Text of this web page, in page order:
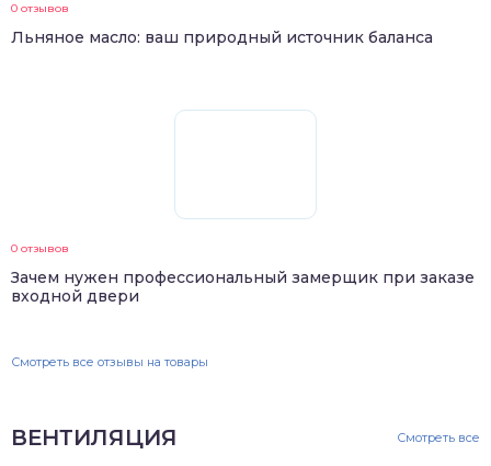
0 отзывов
Льняное масло: ваш природный источник баланса
0 отзывов
Зачем нужен профессиональный замерщик при заказе
входной двери
Смотреть все отзывы на товары
ВЕНТИЛЯЦИЯ Смотреть все